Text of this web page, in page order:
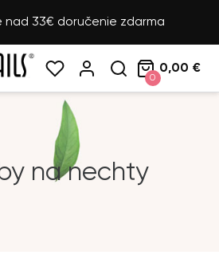
nad 33€ doručenie zdarma
0
0,00 €
na nechty